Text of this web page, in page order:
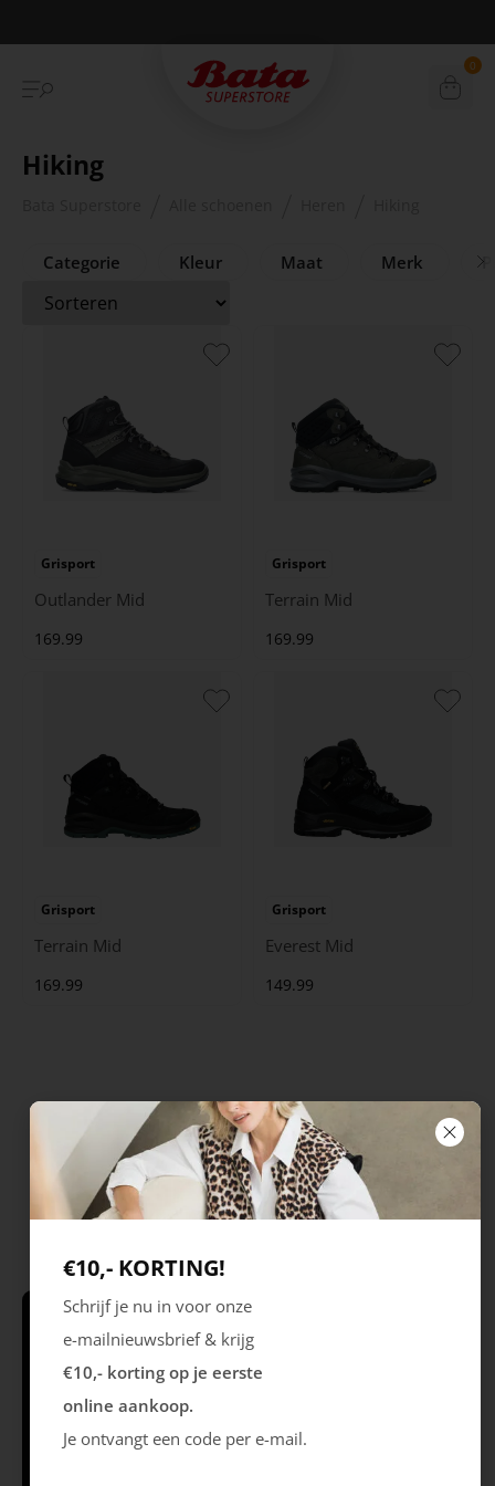
Betaal achteraf met Klarna 0
Hiking
Categorie Kleur Maat Merk
Grisport
Outlander Mid
169.99
Grisport
Terrain Mid
169.99
Grisport
Terrain Mid
169.99
Grisport
Everest Mid
149.99
Schrijf je in & krijg €10,- korting* op je
eerste online aankoop!
€10,- KORTING!
Schrijf je nu in voor onze
e-mailnieuwsbrief & krijg
€10,- korting op je eerste
online aankoop.
Je ontvangt een code per e-mail.